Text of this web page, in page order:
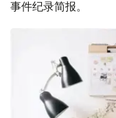
事件纪录简报。